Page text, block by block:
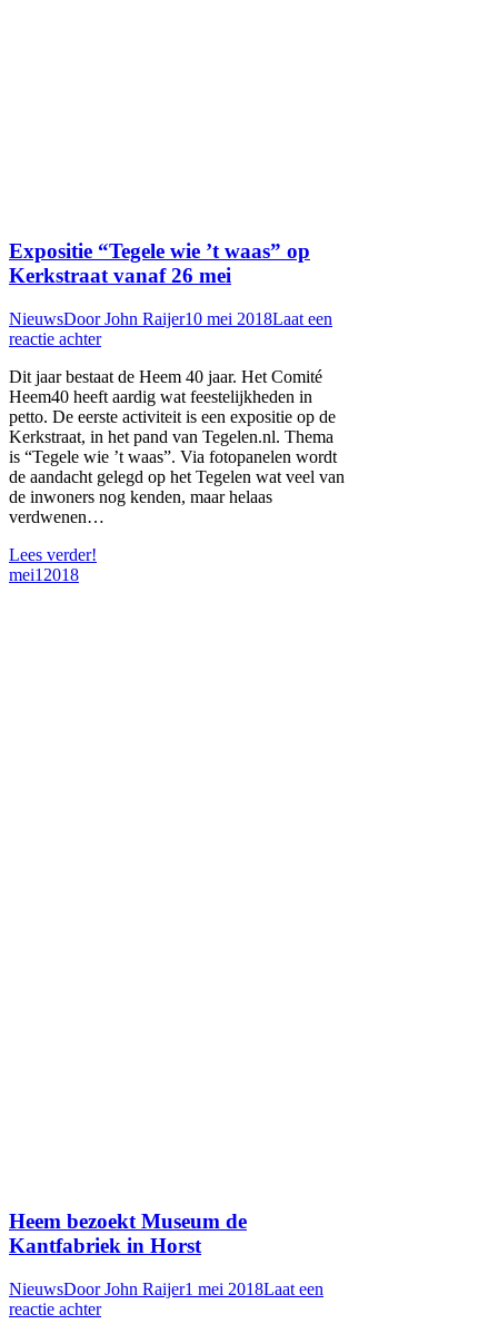
Expositie “Tegele wie ’t waas” op
Kerkstraat vanaf 26 mei
NieuwsDoorJohn Raijer10 mei 2018Laat een
reactie achter
Dit jaar bestaat de Heem 40 jaar. Het Comité
Heem40 heeft aardig wat feestelijkheden in
petto. De eerste activiteit is een expositie op de
Kerkstraat, in het pand van Tegelen.nl. Thema
is “Tegele wie ’t waas”. Via fotopanelen wordt
de aandacht gelegd op het Tegelen wat veel van
de inwoners nog kenden, maar helaas
verdwenen…
Lees verder!
mei1 2018
Heem bezoekt Museum de
Kantfabriek in Horst
NieuwsDoorJohn Raijer1 mei 2018Laat een
reactie achter